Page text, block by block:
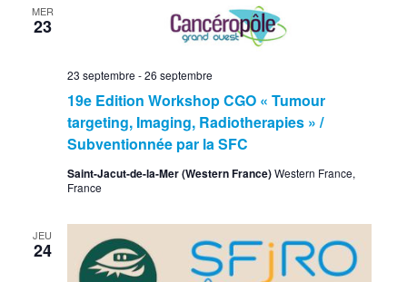
MER
23
19e Edition Workshop CGO « Tumour
targeting, Imaging, Radiotherapies » /
Subventionnée par la SFC
23 septembre -26 septembre
Saint-Jacut-de-la-Mer (Western France)Western France,
France
JEU
24